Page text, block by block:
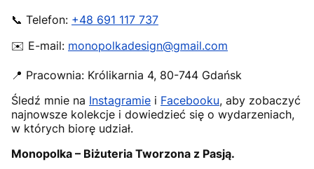
📞 Telefon: +48 691 117 737
✉️ E-mail: monopolkadesign@gmail.com
📍 Pracownia: Królikarnia 4, 80-744 Gdańsk
Śledź mnie na Instagramie i Facebooku, aby zobaczyć
najnowsze kolekcje i dowiedzieć się o wydarzeniach,
w których biorę udział.
Monopolka – Biżuteria Tworzona z Pasją.